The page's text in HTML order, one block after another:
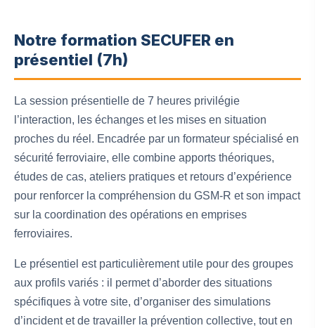
Notre formation SECUFER en
présentiel (7h)
La session présentielle de 7 heures privilégie
l’interaction, les échanges et les mises en situation
proches du réel. Encadrée par un formateur spécialisé en
sécurité ferroviaire, elle combine apports théoriques,
études de cas, ateliers pratiques et retours d’expérience
pour renforcer la compréhension du GSM‑R et son impact
sur la coordination des opérations en emprises
ferroviaires.
Le présentiel est particulièrement utile pour des groupes
aux profils variés : il permet d’aborder des situations
spécifiques à votre site, d’organiser des simulations
d’incident et de travailler la prévention collective, tout en